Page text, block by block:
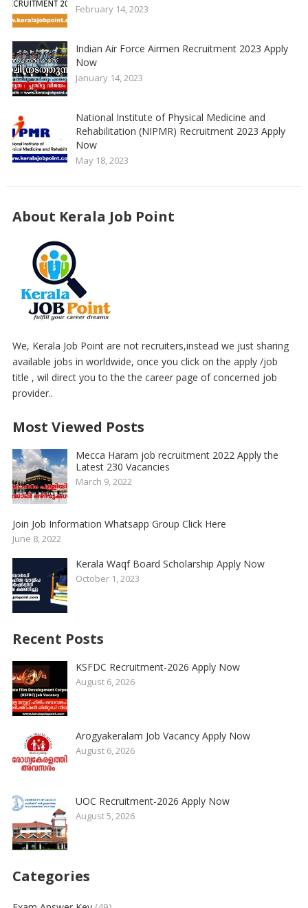
February 14, 2023
Indian Air Force Airmen Recruitment 2023 Apply
Now
January 14, 2023
National Institute of Physical Medicine and
Rehabilitation (NIPMR) Recruitment 2023 Apply
Now
May 18, 2023
About Kerala Job Point
We, Kerala Job Point are not recruiters,instead we just sharing
available jobs in worldwide, once you click on the apply /job
title , wil direct you to the the career page of concerned job
provider..
Most Viewed Posts
Mecca Haram job recruitment 2022 Apply the
Latest 230 Vacancies
March 9, 2022
Join Job Information Whatsapp Group Click Here
June 8, 2022
Kerala Waqf Board Scholarship Apply Now
October 1, 2023
Recent Posts
KSFDC Recruitment-2026 Apply Now
August 6, 2026
Arogyakeralam Job Vacancy Apply Now
August 6, 2026
UOC Recruitment-2026 Apply Now
August 5, 2026
Categories